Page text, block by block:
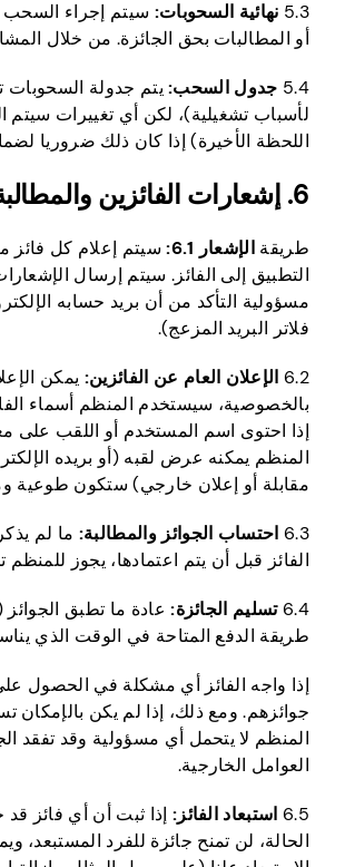
5.3 نهائية السحوبات: سيتم إجراء السحب
أو المطالبات بحق الجائزة. من خلال
5.4 جدول السحب:يتم جدولة السحوبات
لأسباب تشغيلية)، لكن أي تغييرات
اللحظة الأخيرة) إذا كان ذلك ضروريا
6. إشعارات الفائزين والمطالبة بالجائزة
طريقة الإشعار 6.1:
سيتم إعلام كل فائز
مسؤولية التأكد من أن بريد حسابه
فلاتر البريد المزعج).
6.2 الإعلان العام عن الفائزين: يمكن
بالخصوصية، سيستخدم المنظم أسماء
إذا احتوى اسم المستخدم أو اللقب على
المنظم يمكنه عرض لقبه (أو بريده
مقابلة أو إعلان خارجي) ستكون طوعية
6.3 احتساب الجوائز والمطالبة: ما لم
الفائز قبل أن يتم اعتمادها، يجوز
6.4 تسليم الجائزة:عادة ما تطبق
طريقة الدفع المتاحة في الوقت الذي يناسبه. إذا
إذا واجه الفائز أي مشكلة في الحصول
جوائزهم. ومع ذلك، إذا لم يكن بالإمكان
المنظم لا يتحمل أي مسؤولية وقد تفقد
العوامل الخارجية.
6.5 استبعاد الفائز: إذا ثبت أن أي فائز
الحالة، لن تمنح جائزة للفرد